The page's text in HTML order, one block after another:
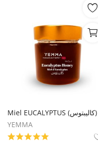
Miel EUCALYPTUS (كاليبتوس)
YEMMA